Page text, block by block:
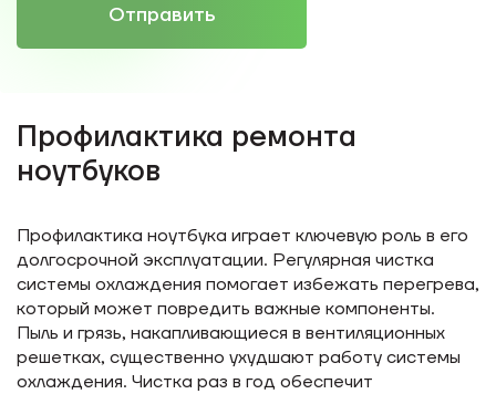
Отправить
Профилактика ремонта
ноутбуков
Профилактика ноутбука играет ключевую роль в его
долгосрочной эксплуатации. Регулярная чистка
системы охлаждения помогает избежать перегрева,
который может повредить важные компоненты.
Пыль и грязь, накапливающиеся в вентиляционных
решетках, существенно ухудшают работу системы
охлаждения. Чистка раз в год обеспечит